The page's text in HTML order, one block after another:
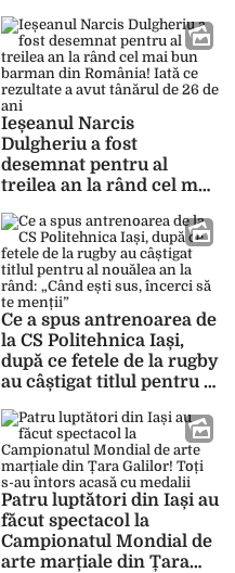
verișorului său, care a
decedat într-un accident
rutier: „Pentru tine,
Robert”
Ieșeanul Narcis
Dulgheriu a fost
desemnat pentru al
treilea an la rând cel mai
România! Iată ce
rezultate a avut tânărul
de 26 de ani
Ce a spus antrenoarea de
la CS Politehnica Iași,
după ce fetele de la rugby
au câștigat titlul pentru al
„Când ești sus, încerci să
te menții”
Patru luptători din Iași au
făcut spectacol la
Campionatul Mondial de
arte marțiale din Țara